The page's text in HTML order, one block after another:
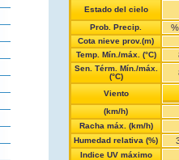
Estado del cielo
Prob. Precip.
%
Cota nieve prov.(m)
Temp. Mín./máx. (°C)
Sen. Térm. Mín./máx.
(°C)
Viento
(km/h)
Racha máx. (km/h)
Humedad relativa (%)
Indice UV máximo